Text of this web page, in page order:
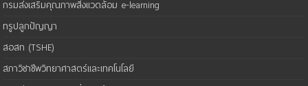
กรมส่งเสริมคุณภาพสิ่งแวดล้อม e-learning
ทรูปลูกปัญญา
สอสท (TSHE)
สภาวิชาชีพวิทยาศาสตร์และเทคโนโลยี